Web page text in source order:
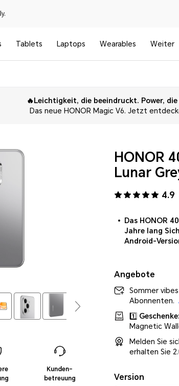
Tablets Laptops Wearables Weiter
Technische Daten Medienberichte
🔥Leichtigkeit, die beeindruckt. Power,
Kunden-
betreuung
HONOR
Lunar
4.9
Das HONOR
Jahre lang
Android-
Angebote
Sommer
Abonnenten.
1️⃣ Geschenke:
Magnetic
Melden Sie
erhalten Sie
Version